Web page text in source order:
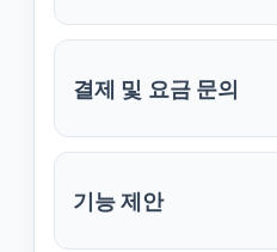
결제 및 요금 문의
기능 제안